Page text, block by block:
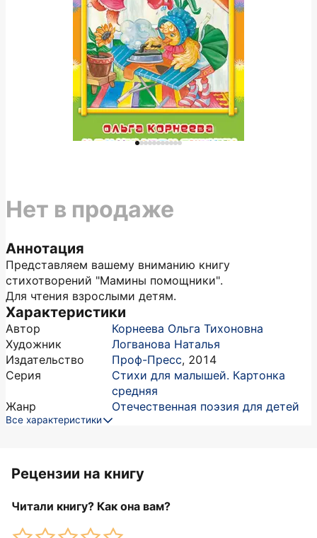
Аннотация
Представляем вашему вниманию книгу
стихотворений "Мамины помощники".
Для чтения взрослыми детям.
Характеристики
Автор
Корнеева Ольга Тихоновна
Художник
Логванова Наталья
Издательство
Проф-Пресс, 2014
Серия
Стихи для малышей. Картонка
средняя
Жанр
Отечественная поэзия для детей
Все характеристики
Нет в продаже
Рецензии на книгу
Читали книгу? Как она вам?